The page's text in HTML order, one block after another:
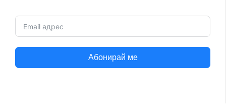
Абонирай ме